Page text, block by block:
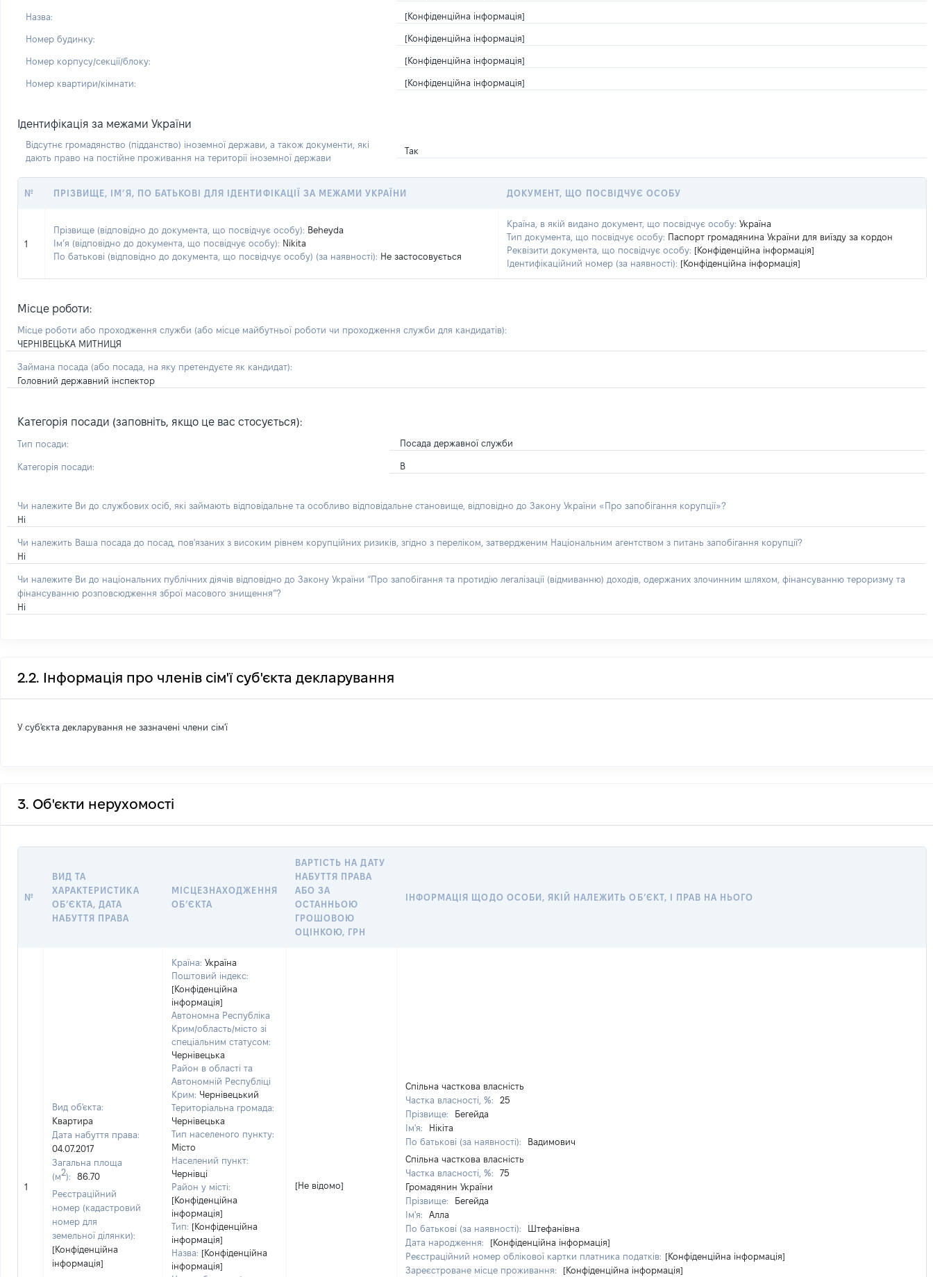
Назва: [Конфіденційна інформація]
Номер будинку: [Конфіденційна інформація]
Номер корпусу/секції/блоку: [Конфіденційна інформація]
Номер квартири/кімнати: [Конфіденційна інформація]
Ідентифікація за межами України
Відсутнє громадянство (підданство) іноземної держави, а також документи, які
дають право на постійне проживання на території іноземної держави
Так
№ ПРІЗВИЩЕ, ІМ’Я, ПО БАТЬКОВІ ДЛЯ ІДЕНТИФІКАЦІЇ ЗА МЕЖАМИ УКРАЇНИ ДОКУМЕНТ, ЩО ПОСВІДЧУЄ ОСОБУ
1
Прізвище (відповідно до документа, що посвідчує особу): Beheyda
Ім’я (відповідно до документа, що посвідчує особу): Nikita
По батькові (відповідно до документа, що посвідчує особу) (за наявності): Не застосовується
Країна, в якій видано документ, що посвідчує особу: Україна
Тип документа, що посвідчує особу: Паспорт громадянина України для виїзду за кордон
Реквізити документа, що посвідчує особу: [Конфіденційна інформація]
Ідентифікаційний номер (за наявності): [Конфіденційна інформація]
Місце роботи:
Місце роботи або проходження служби (або місце майбутньої роботи чи проходження служби для кандидатів):
ЧЕРНІВЕЦЬКА МИТНИЦЯ
Займана посада (або посада, на яку претендуєте як кандидат):
Головний державний інспектор
Категорія посади (заповніть, якщо це вас стосується):
Тип посади: Посада державної служби
Категорія посади: В
Чи належите Ви до службових осіб, які займають відповідальне та особливо відповідальне становище, відповідно до Закону України «Про запобігання корупції»?
Ні
Чи належить Ваша посада до посад, пов'язаних з високим рівнем корупційних ризиків, згідно з переліком, затвердженим Національним агентством з питань запобігання корупції?
Ні
Чи належите Ви до національних публічних діячів відповідно до Закону України “Про запобігання та протидію легалізації (відмиванню) доходів, одержаних злочинним шляхом, фінансуванню тероризму та
фінансуванню розповсюдження зброї масового знищення”?
Ні
2.2. Інформація про членів сім'ї суб'єкта декларування
У суб'єкта декларування не зазначені члени сім'ї
3. Об'єкти нерухомості
№
ВИД ТА
ХАРАКТЕРИСТИКА
ОБʼЄКТА, ДАТА
НАБУТТЯ ПРАВА
МІСЦЕЗНАХОДЖЕННЯ
ОБʼЄКТА
ВАРТІСТЬ НА ДАТУ
НАБУТТЯ ПРАВА
АБО ЗА
ОСТАННЬОЮ
ГРОШОВОЮ
ОЦІНКОЮ, ГРН
ІНФОРМАЦІЯ ЩОДО ОСОБИ, ЯКІЙ НАЛЕЖИТЬ ОБ’ЄКТ, І ПРАВ НА НЬОГО
1
Вид об'єкта:
Квартира
Дата набуття права:
04.07.2017
Загальна площа
(м2):
86.70
Реєстраційний
номер (кадастровий
номер для
земельної ділянки):
[Конфіденційна
інформація]
Країна: Україна
Поштовий індекс:
[Конфіденційна
інформація]
Автономна Республіка
Крим/область/місто зі
спеціальним статусом:
Чернівецька
Район в області та
Автономній Республіці
Крим: Чернівецький
Територіальна громада:
Чернівецька
Тип населеного пункту:
Місто
Населений пункт:
Чернівці
Район у місті:
[Конфіденційна
інформація]
Тип: [Конфіденційна
інформація]
Назва: [Конфіденційна
інформація]
[Не відомо]
Спільна часткова власність
Частка власності, %:
25
Прізвище:
Бегейда
Ім'я:
Нікіта
По батькові (за наявності):
Вадимович
Спільна часткова власність
Частка власності, %:
75
Громадянин України
Прізвище:
Бегейда
Ім'я:
Алла
По батькові (за наявності):
Штефанівна
Дата народження:
[Конфіденційна інформація]
Реєстраційний номер облікової картки платника податків: [Конфіденційна інформація]
Зареєстроване місце проживання:
[Конфіденційна інформація]